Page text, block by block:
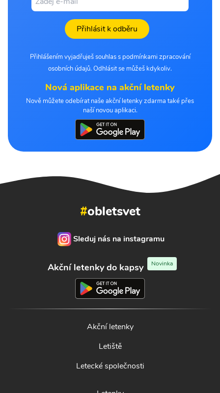
Přihlásit k odběru
Přihlášením vyjadřuješ souhlas s podmínkami zpracování
osobních údajů. Odhlásit se můžeš kdykoliv.
Nová aplikace na akční letenky
Nově můžete odebírat naše akční letenky zdarma také přes
naší novou aplikaci.
#obletsvet
Sleduj nás na instagramu
Akční letenky do kapsy Novinka
Akční letenky
Letiště
Letecké společnosti